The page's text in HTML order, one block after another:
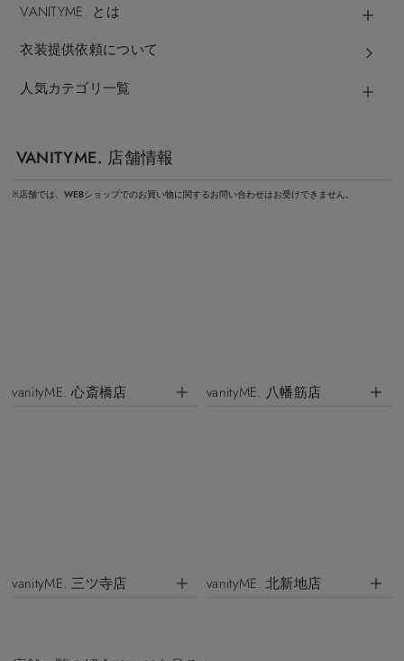
VANITYME. とは
衣装提供依頼について
人気カテゴリ一覧
VANITYME. 店舗情報
※店舗では、WEBショップでのお買い物に関するお問い合わせはお受けできません。
vanityME. 心斎橋店 vanityME. 八幡筋店
vanityME. 三ツ寺店 vanityME. 北新地店